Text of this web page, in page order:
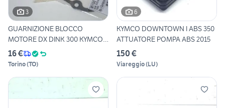
3
GUARNIZIONE BLOCCO
MOTORE DX DINK 300 KYMCO
11394L
16 €
Torino(TO)
6
KYMCO DOWNTOWN I ABS 350
ATTUATORE POMPA ABS 2015
150 €
Viareggio(LU)